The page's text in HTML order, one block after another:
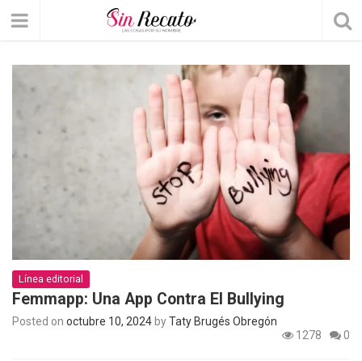
Línea editorial
Femmapp: Una App Contra El Bullying
Posted on octubre 10, 2024 byTaty Brugés Obregón
1278
0